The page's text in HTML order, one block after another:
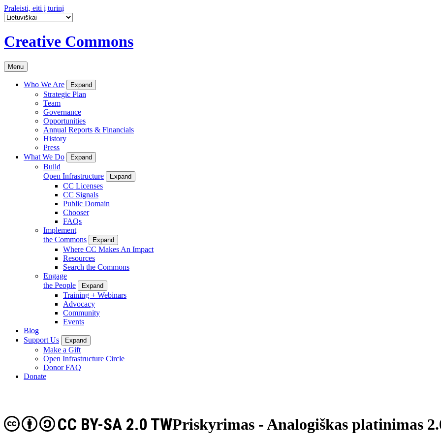
Praleisti, eiti į turinį
Creative Commons
Menu
Who We Are Expand
Strategic Plan
Team
Governance
Opportunities
Annual Reports & Financials
History
Press
What We Do
Expand
Build
Open Infrastructure
Expand
CC Licenses
CC Signals
Public Domain
Chooser
FAQs
Implement
the Commons
Expand
Where CC Makes An Impact
Resources
Search the Commons
Engage
the People
Expand
Training + Webinars
Advocacy
Community
Events
Blog
Support Us
Expand
Make a Gift
Open Infrastructure Circle
Donor FAQ
Donate
Priskyrimas - Analogiškas platinimas
CC BY-SA 2.0 TW